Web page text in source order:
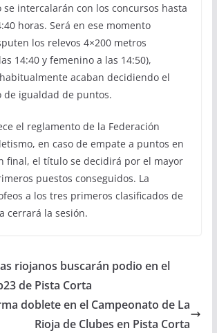
intercalarán con los concursos hasta
horas. Será en ese momento
los relevos 4×200 metros
14:40 y femenino a las 14:50),
acaban decidiendo el
de igualdad de puntos.
el reglamento de la Federación
en caso de empate a puntos en
final, el título se decidirá por el mayor
puestos conseguidos. La
a los tres primeros clasificados de
cerrará la sesión.
riojanos buscarán podio en el
de Pista Corta
doblete en el Campeonato de La
Rioja de Clubes en Pista Corta